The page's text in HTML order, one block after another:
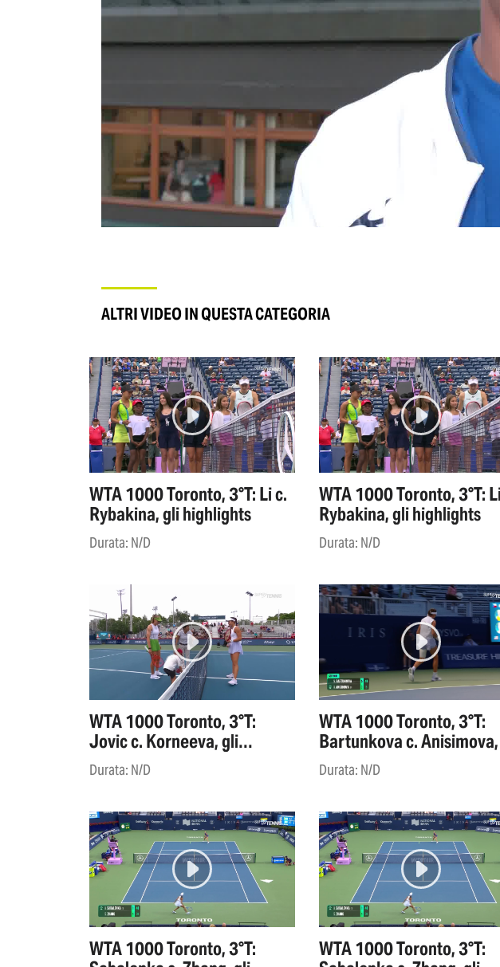
ALTRI VIDEO IN QUESTA CATEGORIA
WTA 1000 Toronto, 3°T: Li c.
Rybakina, gli highlights
Durata: N/D
WTA 1000 Toronto, 3°T:
Rybakina, gli highlights
Durata: N/D
WTA 1000 Toronto, 3°T:
Jovic c. Korneeva, gli
highlights
Durata: N/D
WTA 1000 Toronto, 3°T:
Bartunkova c. Anisimova,
highlights
Durata: N/D
WTA 1000 Toronto, 3°T:
WTA 1000 Toronto, 3°T: